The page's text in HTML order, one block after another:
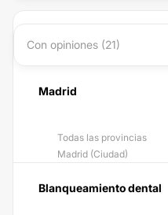
Con opiniones (21)
Madrid
Todas las provincias
Madrid (Ciudad)
Blanqueamiento dental